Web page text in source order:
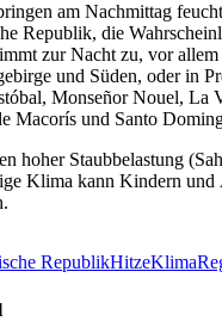
am Nachmittag
Republik, die
zur Nacht zu, vor
und Süden, oder in
Monseñor Nouel, La
Macorís und Santo
hoher Staubbelastung
Klima kann Kindern und
RepublikHitzeKlima